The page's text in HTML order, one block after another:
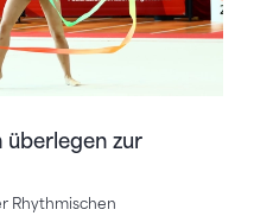
überlegen zur
Rhythmischen